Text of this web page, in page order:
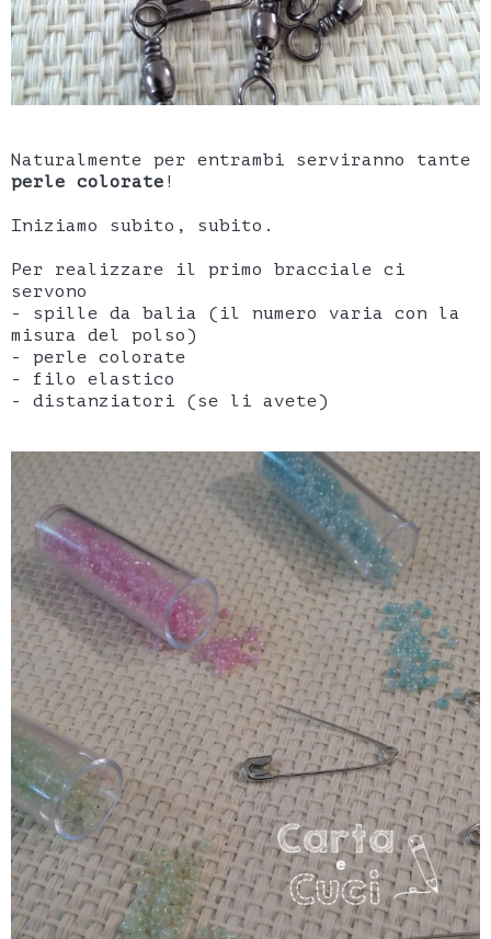
Naturalmente per entrambi serviranno tante
perle colorate !
Iniziamo subito, subito.
Per realizzare il primo bracciale ci
servono
- spille da balia (il numero varia con la
misura del polso)
- perle colorate
- filo elastico
- distanziatori (se li avete)